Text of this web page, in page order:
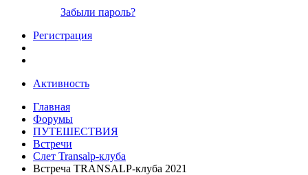
Забыли пароль?
Регистрация
Активность
Главная
Форумы
ПУТЕШЕСТВИЯ
Встречи
Слет Transalp-клуба
Встреча TRANSALP-клуба 2021